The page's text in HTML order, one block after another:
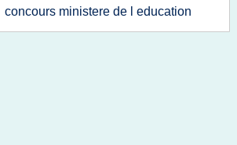
concours ministere de l education